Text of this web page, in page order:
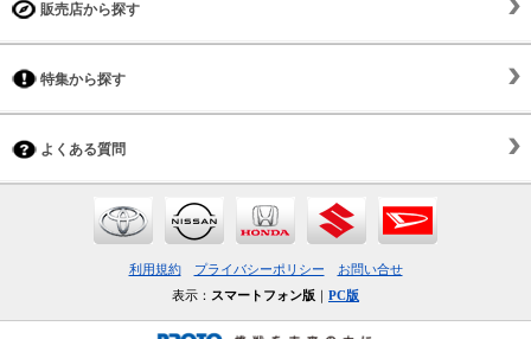
販売店から探す
特集から探す
よくある質問
利用規約 プライバシーポリシー
お問い合せ
表示： スマートフォン版 ｜ PC版